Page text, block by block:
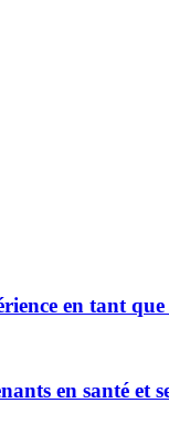
en tant
en santé et